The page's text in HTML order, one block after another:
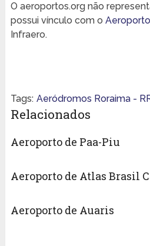
O aeroportos.org não
possui vínculo com o
Infraero.
Tags: Aeródromos Roraima -
Relacionados
Aeroporto de Paa-Piu
Aeroporto de Atlas Brasil
Aeroporto de Auaris